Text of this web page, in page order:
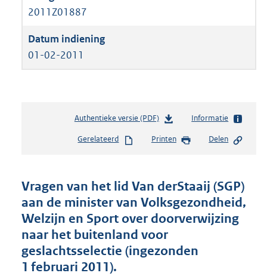
2011Z01887
01-02-2011
Authentieke versie (PDF)b
s
n
d
s
g
r
o
Informatie
Gerelateerd Printen Delen
Vragen van het lid Van derStaaij (SGP)
aan de minister van Volksgezondheid,
Welzijn en Sport over doorverwijzing
naar het buitenland voor
geslachtsselectie (ingezonden
1 februari 2011).